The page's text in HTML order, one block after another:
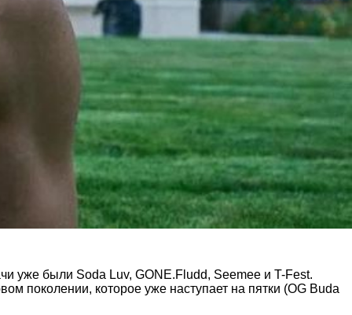
уже были Soda Luv, GONE.Fludd, Seemee и T-Fest.
поколении, которое уже наступает на пятки (OG Buda